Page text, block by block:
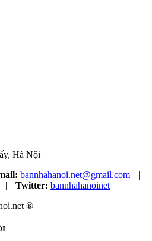
Hà Nội
bannhahanoi.net@gmail.com
|
| Twitter: bannhahanoinet
®